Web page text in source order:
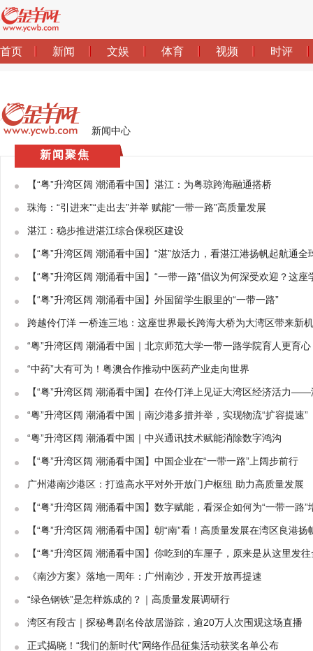
新闻中心
新闻聚焦
【“粤”升湾区阔 潮涌看中国】湛江：为粤琼跨海融通搭桥
珠海：“引进来”“走出去”并举 赋能“一带一路”高质量发展
湛江：稳步推进湛江综合保税区建设
【“粤”升湾区阔 潮涌看中国】“湛”放活力，看湛江港扬帆起航通全
【“粤”升湾区阔 潮涌看中国】“一带一路”倡议为何深受欢迎？这
【“粤”升湾区阔 潮涌看中国】外国留学生眼里的“一带一路”
跨越伶仃洋 一桥连三地：这座世界最长跨海大桥为大湾区带来新
“粤”升湾区阔 潮涌看中国｜北京师范大学一带一路学院育人更育心
“中药”大有可为！粤澳合作推动中医药产业走向世界
【“粤”升湾区阔 潮涌看中国】在伶仃洋上见证大湾区经济活力
“粤”升湾区阔 潮涌看中国｜南沙港多措并举，实现物流“扩容提速”
“粤”升湾区阔 潮涌看中国｜中兴通讯技术赋能消除数字鸿沟
【“粤”升湾区阔 潮涌看中国】中国企业在“一带一路”上阔步前行
广州港南沙港区：打造高水平对外开放门户枢纽 助力高质量发展
【“粤”升湾区阔 潮涌看中国】数字赋能，看深企如何为“一带一路
【“粤”升湾区阔 潮涌看中国】朝“南”看！高质量发展在湾区良港扬
【“粤”升湾区阔 潮涌看中国】你吃到的车厘子，原来是从这里发
《南沙方案》落地一周年：广州南沙，开发开放再提速
“绿色钢铁”是怎样炼成的？｜高质量发展调研行
湾区有段古｜探秘粤剧名伶故居游踪，逾20万人次围观这场直播
正式揭晓！“我们的新时代”网络作品征集活动获奖名单公布